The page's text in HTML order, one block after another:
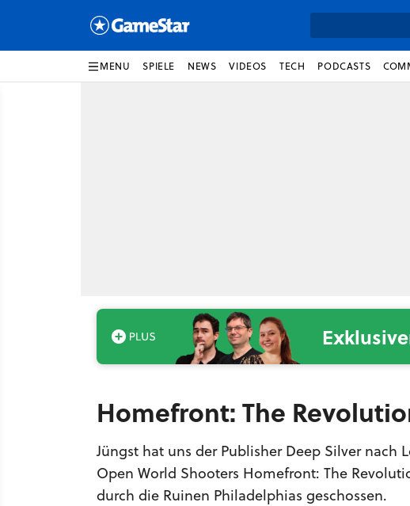
MENU SPIELE NEWS VIDEOS TECH PODCASTS
Homefront: The
Jüngst hat uns der Publisher Deep Silver
Open World Shooters Homefront: The
durch die Ruinen Philadelphias geschossen.